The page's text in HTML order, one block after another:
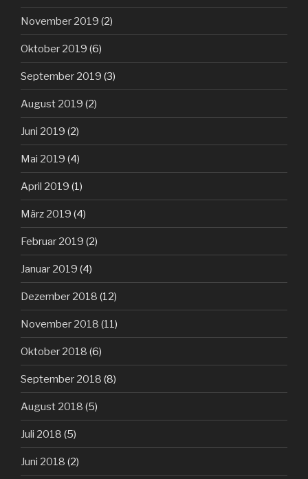
November 2019 (2)
Oktober 2019 (6)
September 2019 (3)
August 2019 (2)
Juni 2019 (2)
Mai 2019 (4)
April 2019 (1)
März 2019 (4)
Februar 2019 (2)
Januar 2019 (4)
Dezember 2018 (12)
November 2018 (11)
Oktober 2018 (6)
September 2018 (8)
August 2018 (5)
Juli 2018 (5)
Juni 2018 (2)